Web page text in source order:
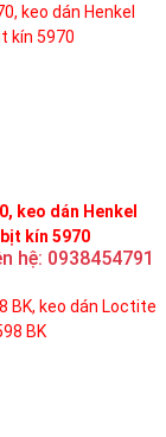
keo dán Henkel
kín 5970
hệ: 0938454791